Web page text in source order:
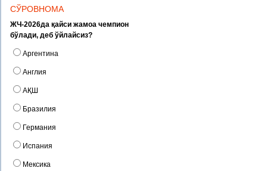
СЎРОВНОМА
ЖЧ-2026да қайси жамоа чемпион
бўлади, деб ўйлайсиз?
Аргентина
Англия
АҚШ
Бразилия
Германия
Испания
Мексика